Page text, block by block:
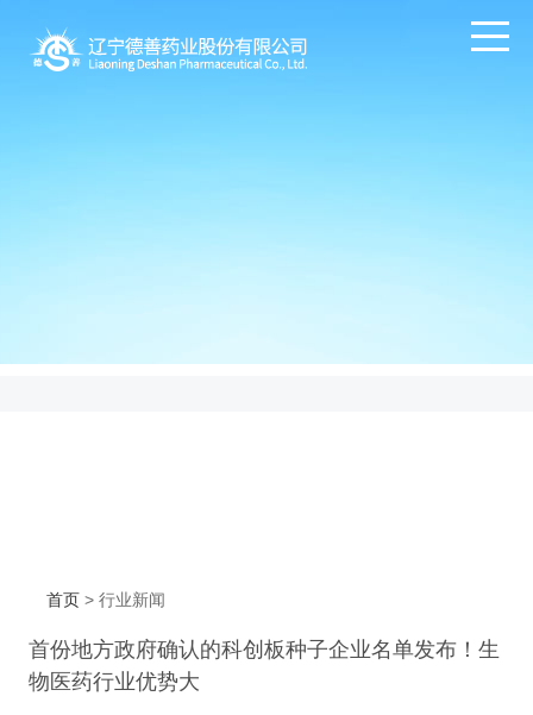
首页> 行业新闻
首份地方政府确认的科创板种子企业名单发布！生
物医药行业优势大